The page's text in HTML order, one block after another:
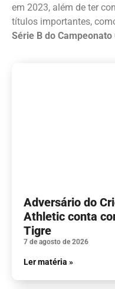
em 2023, além de ter
títulos importantes,
Série B do
Adversário do
Athletic conta
Tigre
7 de agosto de 2026
Ler matéria »